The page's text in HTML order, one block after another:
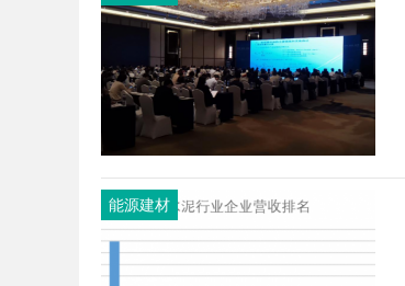
能源建材